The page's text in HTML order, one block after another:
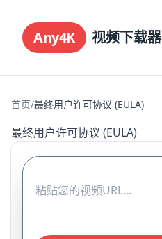
Any4K 视频下载器
首页/最终用户许可协议 (EULA)
最终用户许可协议 (EULA)